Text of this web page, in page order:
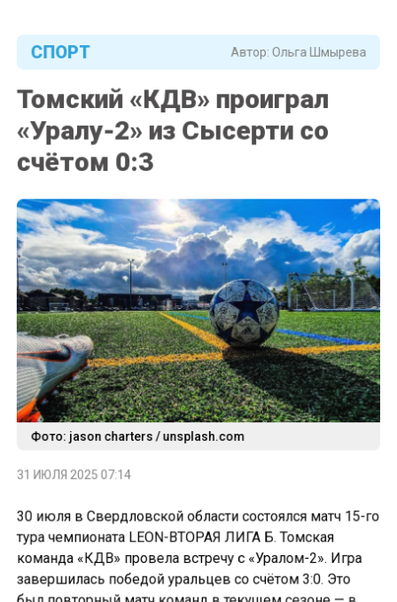
СПОРТ
Томский «КДВ» проиграл
«Уралу-2» из Сысерти со
счётом 0:3
Фото: jason charters / unsplash.com
31 ИЮЛЯ 2025 07:14
30 июля в Свердловской области состоялся матч 15-го
тура чемпионата LEON-ВТОРАЯ ЛИГА Б. Томская
команда «КДВ» провела встречу с «Уралом-2». Игра
завершилась победой уральцев со счётом 3:0. Это
был повторный матч команд в текущем сезоне — в